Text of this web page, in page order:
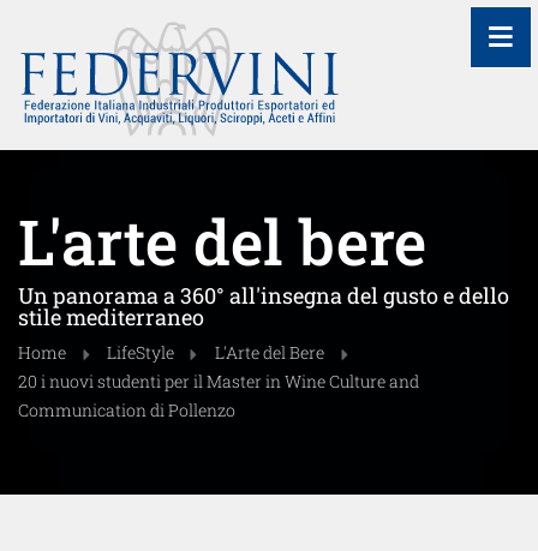
L'arte del bere
Un panorama a 360° all'insegna del gusto e dello
stile mediterraneo
Home LifeStyle
L'Arte del Bere
20 i nuovi studenti per il Master in Wine Culture and
Communication di Pollenzo
≡